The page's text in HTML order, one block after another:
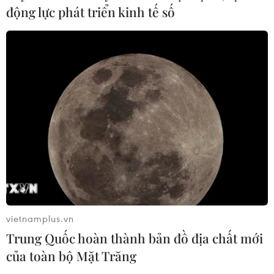
03/08/2026 15:02
Lãnh đạo EU kêu gọi 'hành động
thống nhất' về biên giới
03/08/2026 14:35
Xem thêm
CƠ QUAN CHỦ QUẢN: THÔNG TẤN XÃ VIỆT NAM
Tổng Biên tập: TRẦN TIẾN DUẨN
động lực phát triển kinh tế số
vietnamplus.vn
Trung Quốc hoàn thành bản đồ địa chất mới
của toàn bộ Mặt Trăng